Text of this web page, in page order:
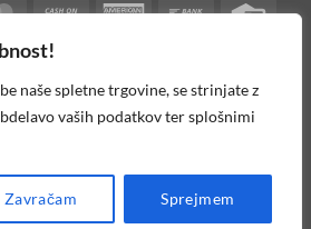
naše spletne trgovine, se strinjate z
vaših podatkov ter splošnimi
Zavračam Sprejmem
MasterCard
Cash
AmericanBank
Maestro
Credit
Card
Google
Pay
PayPal
2
Stripe
Invoice Rechung
©
Spletna Trgovina, Na žago 32, 8351
Straža, Slovenija